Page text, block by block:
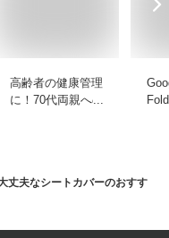
高齢者の健康管理
に！70代両親への
丈夫なシートカバーのおすす